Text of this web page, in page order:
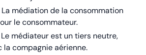
La médiation de la consommation
le consommateur.
Le médiateur est un tiers neutre,
la compagnie aérienne.